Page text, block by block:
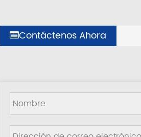
Contáctenos Ahora